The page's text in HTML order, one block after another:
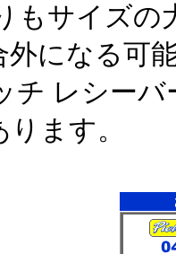
もサイズの
外になる可
チ レシー
ます。